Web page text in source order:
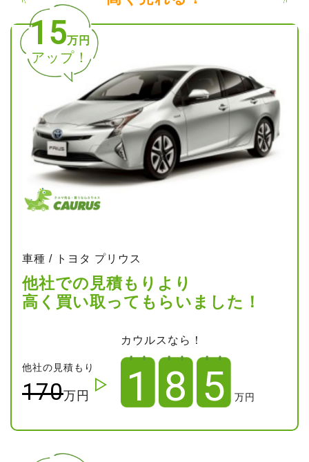
15万円
アップ！
車種 / トヨタ プリウス
他社での見積もりより
高く買い取ってもらいました！
他社の見積もり
170万円
カウルスなら！
1 8 5 万円